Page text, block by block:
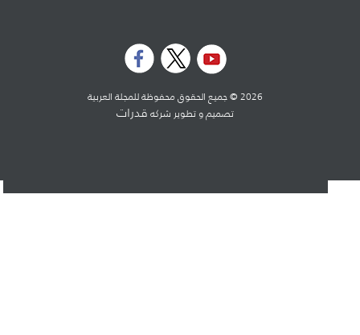
2026 © جميع الحقوق محفوظة للمجلة العربية
تصميم و تطوير شركهقدرات